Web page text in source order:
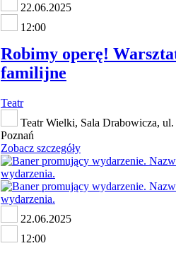
22.06.2025
12:00
Robimy operę!
familijne
Teatr
Teatr Wielki, Sala Drabowicza,
Poznań
Zobacz szczegóły
22.06.2025
12:00